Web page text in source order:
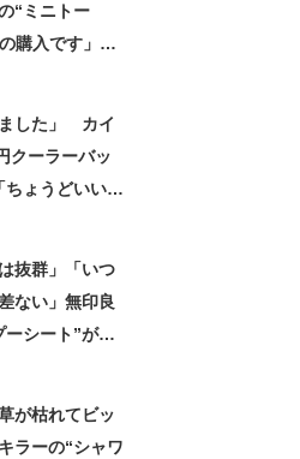
“ミニトー
購入です」
ました」 カイ
クーラーバッ
ょうどいい大
抜群」「いつ
ない」無印良
ーシート”が話
が枯れてビッ
ラーの“シャワ